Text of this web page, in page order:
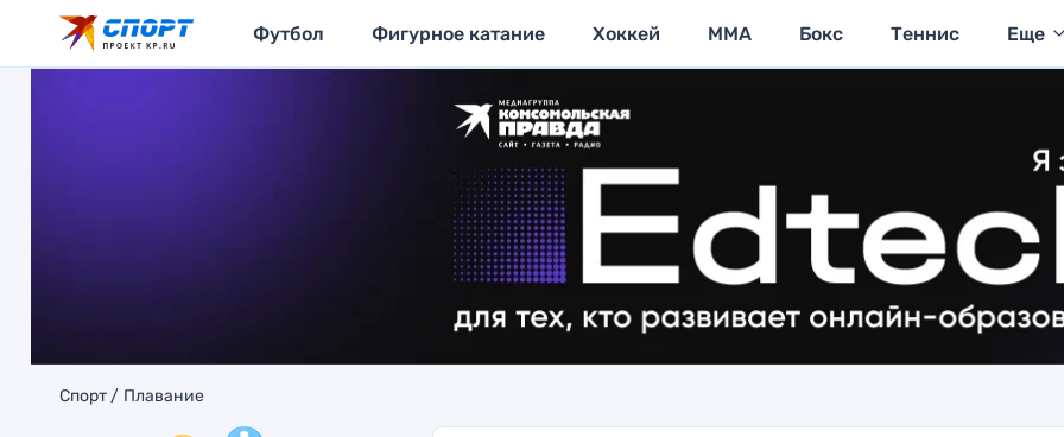
Футбол Фигурное катание Хоккей MMA Бокс Теннис Еще
Спорт Плавание